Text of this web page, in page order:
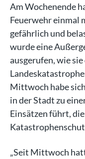
Am Wochenende
Feuerwehr einmal
gefährlich und
wurde eine
ausgerufen, wie sie
Mittwoch habe
in der Stadt zu
Einsätzen führt,
„Seit Mittwoch